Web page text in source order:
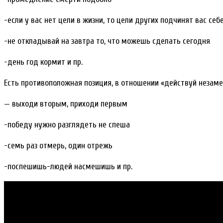
-если у вас нет цели в жизни, то цели других подчинят вас себе
-не откладывай на завтра то, что можешь сделать сегодня
-день год кормит и пр.
Есть противоположная позиция, в отношении «действуй
— выходи вторым, приходи первым
-победу нужно разглядеть не спеша
-семь раз отмерь, один отрежь
-поспешишь-людей насмешишь и пр.